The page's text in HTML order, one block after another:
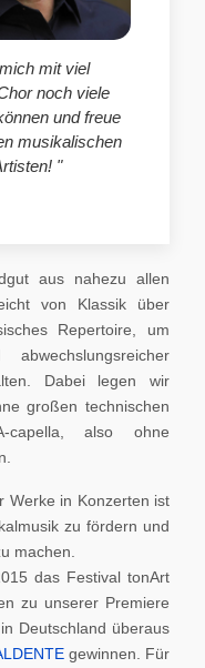
mit viel
noch viele
und freue
musikalischen
"
aus nahezu allen
von Klassik über
Repertoire, um
Dabei legen wir
großen technischen
capella, also ohne
Werke in Konzerten ist
zu fördern und
machen.
das Festival tonArt
zu unserer Premiere
Deutschland überaus
gewinnen. Für